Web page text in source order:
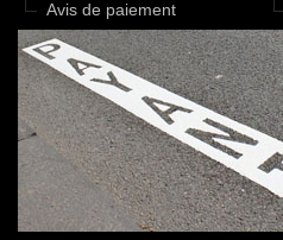
Avis de paiement